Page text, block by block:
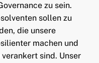
zu sein.
sollen zu
die unsere
machen und
sind. Unser